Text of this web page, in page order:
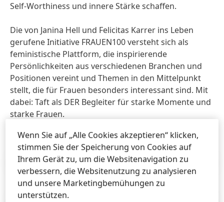
Self-Worthiness und innere Stärke schaffen.
Die von Janina Hell und Felicitas Karrer ins Leben
gerufene Initiative FRAUEN100 versteht sich als
feministische Plattform, die inspirierende
Persönlichkeiten aus verschiedenen Branchen und
Positionen vereint und Themen in den Mittelpunkt
stellt, die für Frauen besonders interessant sind. Mit
dabei: Taft als DER Begleiter für starke Momente und
starke Frauen.
Presseinformation(423,09 KB)
Wenn Sie auf „Alle Cookies akzeptieren“ klicken,
stimmen Sie der Speicherung von Cookies auf
Ihrem Gerät zu, um die Websitenavigation zu
verbessern, die Websitenutzung zu analysieren
und unsere Marketingbemühungen zu
unterstützen.